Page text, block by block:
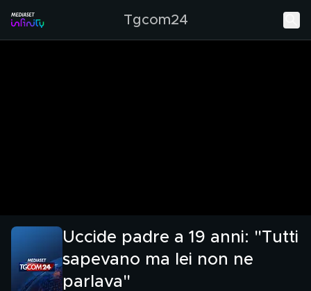
Tgcom24
Uccide padre a 19 anni: "Tutti
sapevano ma lei non ne
parlava"